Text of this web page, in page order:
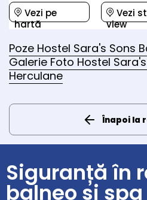
Vezi pe
hartă
Vezi
view
Poze Hostel Sara's Sons
Galerie Foto Hostel
Herculane
Înapoi la
Siguranță în
balneo și spa